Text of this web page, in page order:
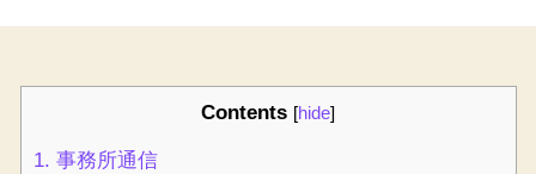
Contents [hide]
1. 事務所通信